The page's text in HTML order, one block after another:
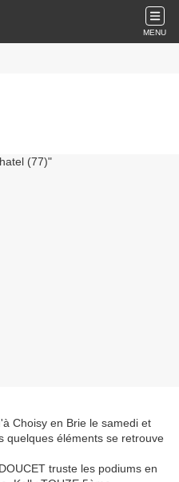
MENU
Choisy en Brie le samedi et
quelques éléments se retrouve
truste les podiums en